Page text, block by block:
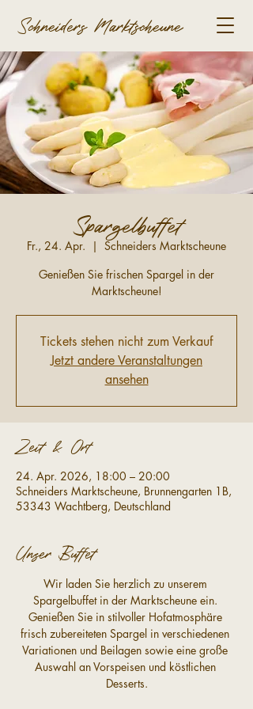
Schneiders Marktscheune
Spargelbuffet
Fr., 24. Apr.
  |
Schneiders Marktscheune
Genießen Sie frischen Spargel in der
Marktscheune!
Tickets stehen nicht zum Verkauf
Jetzt andere Veranstaltungen
ansehen
Zeit & Ort
24. Apr. 2026, 18:00 – 20:00
Schneiders Marktscheune, Brunnengarten 1B,
53343 Wachtberg, Deutschland
Unser Buffet
Wir laden Sie herzlich zu unserem
Spargelbuffet in der Marktscheune ein.
Genießen Sie in stilvoller Hofatmosphäre
frisch zubereiteten Spargel in verschiedenen
Variationen und Beilagen sowie eine große
Auswahl an Vorspeisen und köstlichen
Desserts.